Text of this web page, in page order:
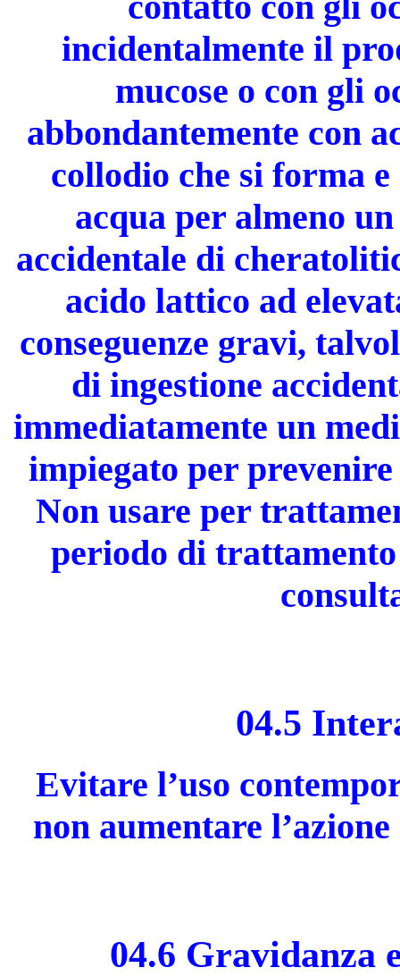
incidentalmente il
mucose o con gli
abbondantemente con
collodio che si forma
acqua per almeno
accidentale di
acido lattico ad
conseguenze gravi,
di ingestione
immediatamente un
impiegato per
Non usare per
periodo di
04.5
Evitare l’uso
non aumentare
04.6 Gravidanza